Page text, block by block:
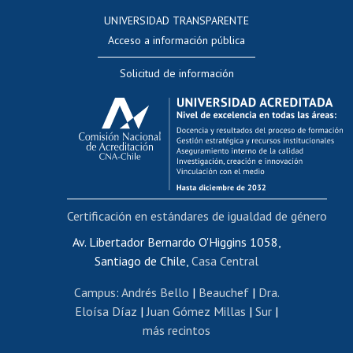
Evaluación docente
Calificación académica
Postulación al AUCAI
Funcionarias/os
Cursos internos de capacitación
Bienestar del personal
Portal de movilidad interna
Certificado de renta
Certificado de renta honorarios
Editar páginas blancas
Extranjeras/os
UNIVERSIDAD TRANSPARENTE
Acceso a información pública
Solicitud de información
Av. Libertador Bernardo O'Higgins 1058,
Santiago de Chile, Casa Central
Campus: Andrés Bello | Beauchef| Dra.
Eloísa Díaz |Juan Gómez Millas | Sur |
más recintos
Certificación en estándares de igualdad de género